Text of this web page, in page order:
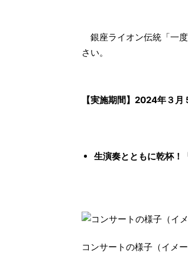
銀座ライオン伝統「一
さい。
【実施期間】2024年３月
生演奏とともに乾杯！
コンサートの様子（イメー